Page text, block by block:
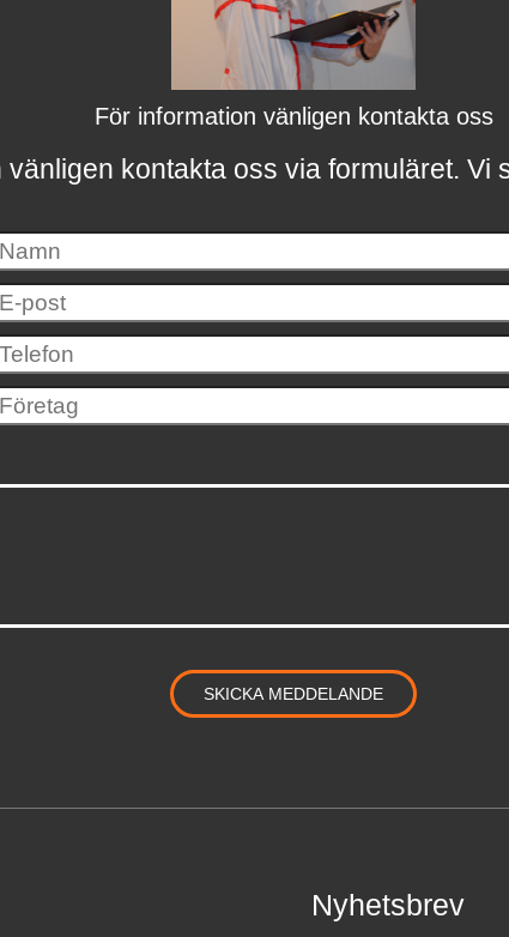
För information vänligen kontakta oss
vänligen kontakta oss via formuläret. Vi
Nyhetsbrev